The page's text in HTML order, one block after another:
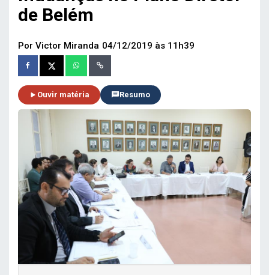
de Belém
Por Victor Miranda 04/12/2019 às 11h39
Ouvir matéria Resumo